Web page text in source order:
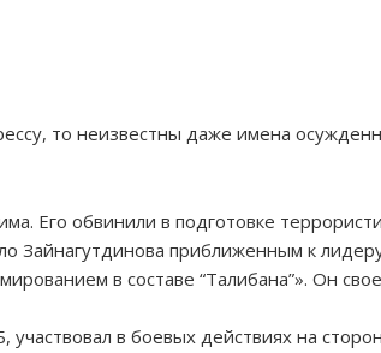
то неизвестны даже имена
Его обвинили в подготовке
Зайнагутдинова приближенным к
в составе “Талибана”». Он
в боевых действиях на